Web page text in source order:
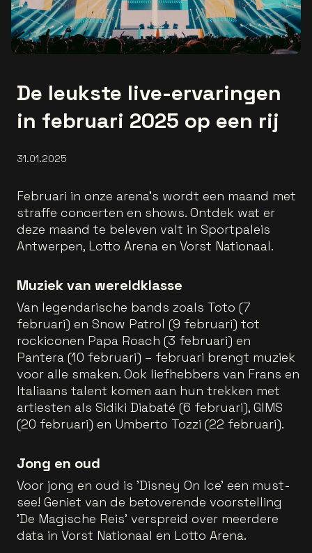
De leukste live-ervaringen
in februari 2025 op een rij
31.01.2025
Februari in onze arena’s wordt een maand met
straffe concerten en shows. Ontdek wat er
deze maand te beleven valt in Sportpaleis
Antwerpen, Lotto Arena en Vorst Nationaal.
Muziek van wereldklasse
Van legendarische bands zoals Toto (7
februari) en Snow Patrol (9 februari) tot
rockiconen Papa Roach (3 februari) en
Pantera (10 februari) – februari brengt muziek
voor alle smaken. Ook liefhebbers van Frans en
Italiaans talent komen aan hun trekken met
artiesten als Sidiki Diabaté (6 februari), GIMS
(20 februari) en Umberto Tozzi (22 februari).
Jong en oud
Voor jong en oud is 'Disney On Ice' een must-
see! Geniet van de betoverende voorstelling
'De Magische Reis' verspreid over meerdere
data in Vorst Nationaal en Lotto Arena.